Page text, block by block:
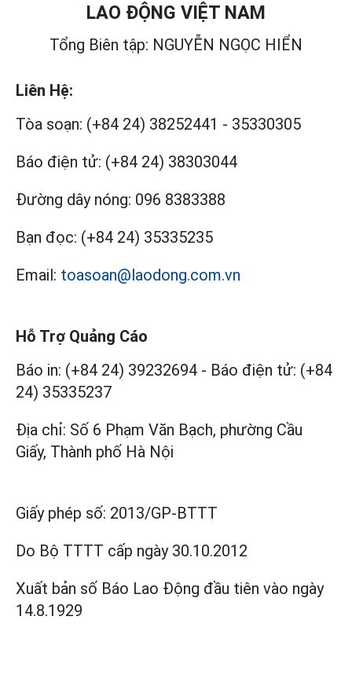
LAO ĐỘNG VIỆT NAM
Tổng Biên tập: NGUYỄN NGỌC HIỂN
Liên Hệ:
Tòa soạn: (+84 24) 38252441 - 35330305
Báo điện tử: (+84 24) 38303044
Đường dây nóng: 096 8383388
Bạn đọc: (+84 24) 35335235
Email: toasoan@laodong.com.vn
Hỗ Trợ Quảng Cáo
Báo in: (+84 24) 39232694 - Báo điện tử: (+84
24) 35335237
Địa chỉ: Số 6 Phạm Văn Bạch, phường Cầu
Giấy, Thành phố Hà Nội
Giấy phép số: 2013/GP-BTTT
Do Bộ TTTT cấp ngày 30.10.2012
Xuất bản số Báo Lao Động đầu tiên vào ngày
14.8.1929